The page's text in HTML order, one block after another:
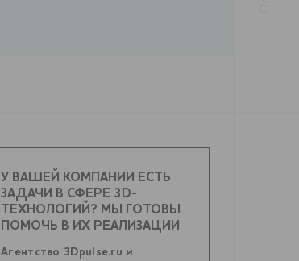
У ВАШЕЙ КОМПАНИИ ЕСТЬ
ЗАДАЧИ В СФЕРЕ 3D-
ТЕХНОЛОГИЙ? МЫ ГОТОВЫ
ПОМОЧЬ В ИХ РЕАЛИЗАЦИИ
Агентство 3Dpulse.ru и